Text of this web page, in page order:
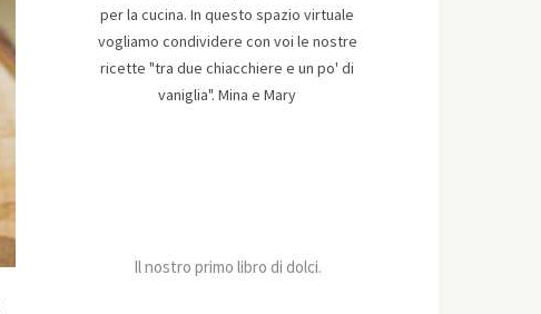
per la cucina. In questo spazio virtuale
vogliamo condividere con voi le nostre
ricette "tra due chiacchiere e un po' di
vaniglia". Mina e Mary
Il nostro primo libro di dolci.